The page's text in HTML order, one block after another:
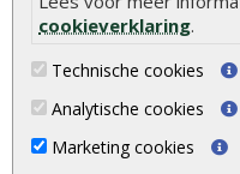
cookieverklaring.
Technische cookies
Analytische cookies
Marketing cookies
Model
Bevestigingsmaterialen
Hout is een natuurlijk